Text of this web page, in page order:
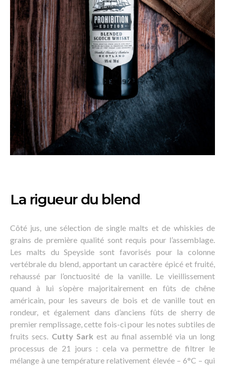
La rigueur du blend
Côté jus, une sélection de single malts et de whiskies de
grains de première qualité sont requis pour l’assemblage.
Les malts du Speyside sont favorisés pour la colonne
vertébrale du blend, apportant un caractère épicé et fruité,
rehaussé par l’onctuosité de la vanille. Le vieillissement
quand à lui s’opère majoritairement en fûts de chêne
américain, pour les saveurs de bois et de vanille tout en
rondeur, et également dans d’anciens fûts de sherry de
premier remplissage, cette fois-ci pour les notes subtiles de
fruits secs. Cutty Sark est au final assemblé via un long
processus de 21 jours : cela va permettre de filtrer le
mélange à une température relativement élevée – 6°C – qui